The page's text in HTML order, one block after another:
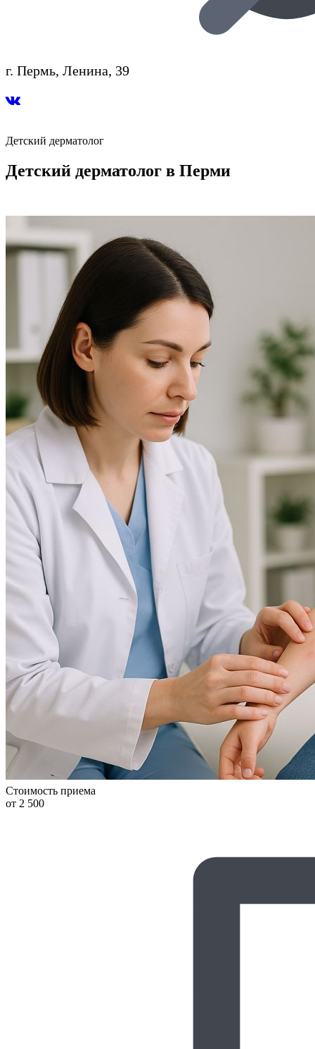
г. Пермь, Ленина, 39
Детский дерматолог
Детский дерматолог в Перми
Стоимость приема
от 2 500